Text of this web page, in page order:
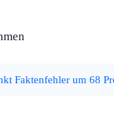
Faktenfehler um 68